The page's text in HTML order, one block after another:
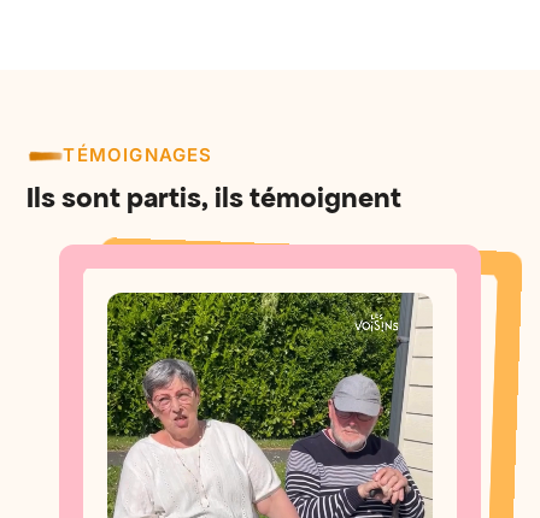
TÉMOIGNAGES
Ils sont partis, ils témoignent